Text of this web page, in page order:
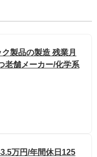
製品の製造 残業月
老舗メーカー/化学系
万円/年間休日125